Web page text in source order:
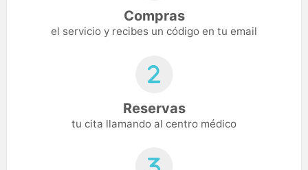
Compras
el servicio y recibes un código en tu email
Reservas
tu cita llamando al centro médico